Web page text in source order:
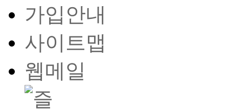
가입안내
사이트맵
웹메일